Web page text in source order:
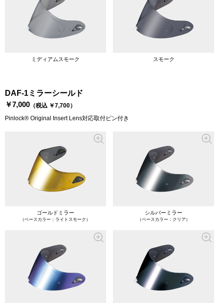
ミディアムスモーク スモーク
DAF-1ミラーシールド
￥7,000 （税込 ￥7,700）
Pinlock® Original Insert Lens対応取付ピン付き
ゴールドミラー
（ベースカラー：ライトスモーク）
シルバーミラー
（ベースカラー：クリア）